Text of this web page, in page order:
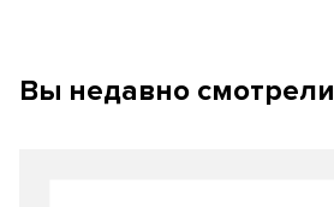
Вы недавно смотрели